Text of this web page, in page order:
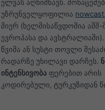
ელვას აღნიშნავს.
უზრუნველყოფილია
მიერ (ხელმისაწვდომია აშშ-
ევროპასა და
წვიმა ან სუსტი თოვლი
რადარზე უხილავი დარჩეს.
ინტენსივობა ფერებით არის
კოდირებული, ტურკუზიდან